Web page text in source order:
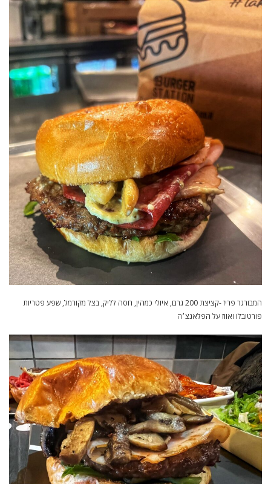
המבורגר פריז -קציצת 200 גרם, איולי כמהין, חסה לליק, בצל מקורמל, שפע פטריות
פורטובלו ואווז על הפלאנצ׳ה